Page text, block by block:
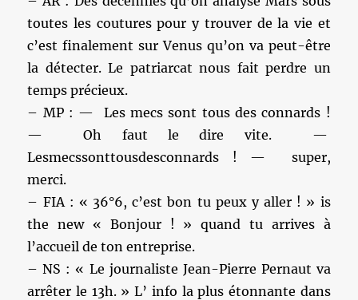
toutes les coutures pour y trouver de la vie et
c’est finalement sur Venus qu’on va peut-être
la détecter. Le patriarcat nous fait perdre un
temps précieux.
– MP : — Les mecs sont tous des connards !
— Oh faut le dire vite. —
Lesmecssonttousdesconnards ! — super,
merci.
– FIA : « 36°6, c’est bon tu peux y aller ! » is
the new « Bonjour ! » quand tu arrives à
l’accueil de ton entreprise.
– NS : « Le journaliste Jean-Pierre Pernaut va
arrêter le 13h. » L’ info la plus étonnante dans